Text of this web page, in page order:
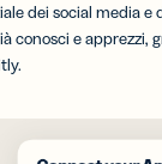
dei social media e
conosci e apprezzi,